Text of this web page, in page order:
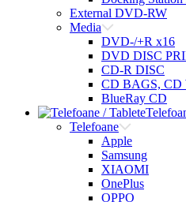
External DVD-RW
Media
DVD-/+R x16
DVD DISC
CD-R DISC
CD BAGS, CD
BlueRay CD
Telefoane
Apple
Samsung
XIAOMI
OnePlus
OPPO